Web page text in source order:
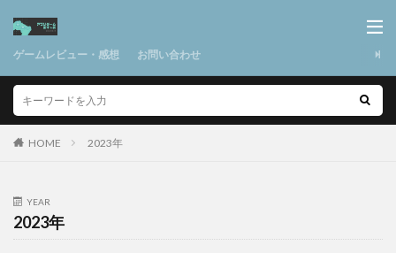
ゲームレビュー・感想 お問い合わせ
HOME 2023年
YEAR
2023年